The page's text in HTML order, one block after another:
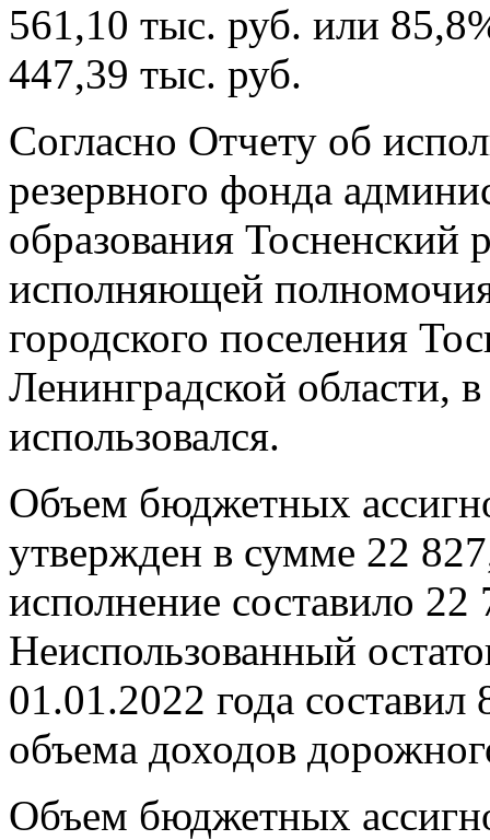
561,10 тыс. руб. или
447,39 тыс. руб.
Согласно Отчету об
резервного фонда
образования Тосненский
исполняющей
городского поселения
Ленинградской области,
использовался.
Объем бюджетных
утвержден в сумме 22
исполнение составило
Неиспользованный
01.01.2022 года
объема доходов
Объем бюджетных